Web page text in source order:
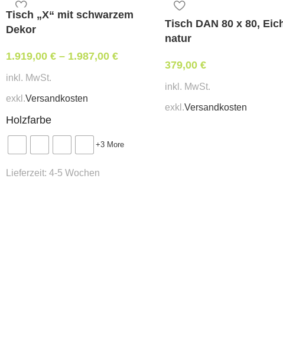
Tisch „X“ mit schwarzem
Dekor
1.919,00 € – 1.987,00 €
inkl. MwSt.
exkl.Versandkosten
Holzfarbe
+3 More
Lieferzeit: 4-5 Wochen
Tisch DAN 80 x 80,
natur
379,00 €
inkl. MwSt.
exkl.Versandkosten